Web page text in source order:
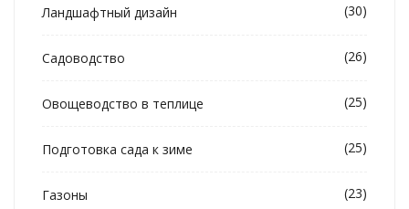
Ландшафтный дизайн (30)
Садоводство (26)
Овощеводство в теплице (25)
Подготовка сада к зиме (25)
Газоны (23)